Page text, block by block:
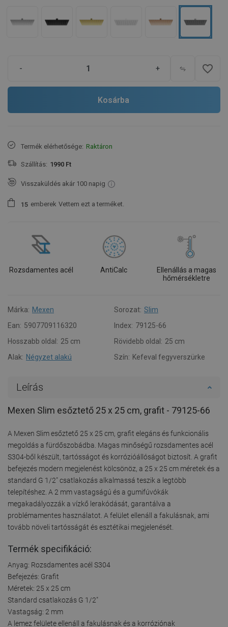
- + favorite_border
Kosárba
Termék elérhetősége: Raktáron
Szállítás: 1990 Ft
Visszaküldés akár 100 napig
1 5 emberek Vettem ezt a terméket.
Rozsdamentes acél AntiCalc
Ellenállás a magas
hőmérsékletre
Márka: Mexen Sorozat: Slim
Ean: 5907709116320 Index: 79125-66
Hosszabb oldal: 25 cm Rövidebb oldal: 25 cm
Alak: Négyzet alakú Szín: Kefeval fegyverszürke
Leírás
Mexen Slim esőztető 25 x 25 cm, grafit - 79125-66
A Mexen Slim esőztető 25 x 25 cm, grafit elegáns és funkcionális
megoldás a fürdőszobádba. Magas minőségű rozsdamentes acél
S304-ből készült, tartósságot és korrózióállóságot biztosít. A grafit
befejezés modern megjelenést kölcsönöz, a 25 x 25 cm méretek és a
standard G 1/2" csatlakozás alkalmassá teszik a legtöbb
telepítéshez. A 2 mm vastagságú és a gumifúvókák
megakadályozzák a vízkő lerakódását, garantálva a
problémamentes használatot. A felület ellenáll a fakulásnak, ami
tovább növeli tartósságát és esztétikai megjelenését.
Termék specifikáció:
Anyag: Rozsdamentes acél S304
Befejezés: Grafit
Méretek: 25 x 25 cm
Standard csatlakozás G 1/2"
Vastagság: 2 mm
A lemez felülete ellenáll a fakulásnak és a korróziónak